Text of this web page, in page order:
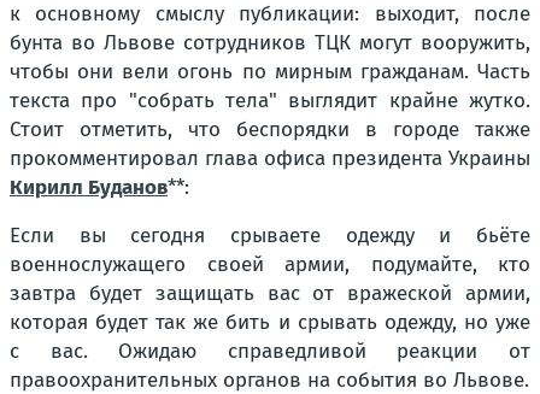
к основному смыслу публикации: выходит, после
бунта во Львове сотрудников ТЦК могут вооружить,
чтобы они вели огонь по мирным гражданам. Часть
текста про "собрать тела" выглядит крайне жутко.
Стоит отметить, что беспорядки в городе также
прокомментировал глава офиса президента Украины
Кирилл Буданов**:
Если вы сегодня срываете одежду и бьёте
военнослужащего своей армии, подумайте, кто
завтра будет защищать вас от вражеской армии,
которая будет так же бить и срывать одежду, но уже
с вас. Ожидаю справедливой реакции от
правоохранительных органов на события во Львове.